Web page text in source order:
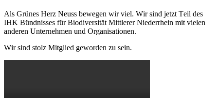
Als Grünes Herz Neuss bewegen wir viel. Wir sind jetzt Teil des
IHK Bündnisses für Biodiversität Mittlerer Niederrhein mit vielen
anderen Unternehmen und Organisationen.
Wir sind stolz Mitglied geworden zu sein.